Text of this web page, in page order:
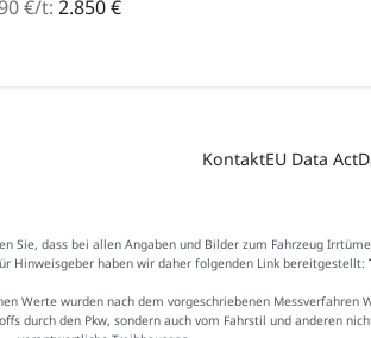
€/t: 2.850 €
KontaktEU Data Act
Sie, dass bei allen Angaben und Bilder zum Fahrzeug
Hinweisgeber haben wir daher folgenden Link bereitgestellt:
Werte wurden nach dem vorgeschriebenen
durch den Pkw, sondern auch vom Fahrstil und anderen